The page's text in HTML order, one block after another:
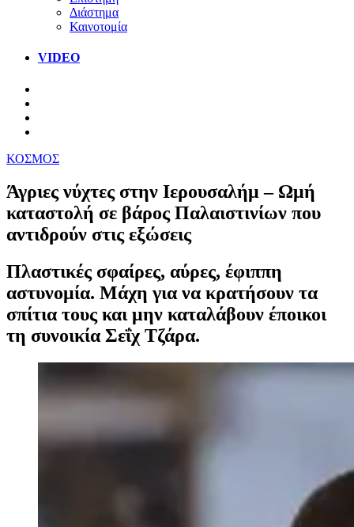
Διάστημα
Καινοτομία
VIDEO
ΚΟΣΜΟΣ
Άγριες νύχτες στην Ιερουσαλήμ – Ωμή
καταστολή σε βάρος Παλαιστινίων που
αντιδρούν στις εξώσεις
Πλαστικές σφαίρες, αύρες, έφιππη
αστυνομία. Μάχη για να κρατήσουν τα
σπίτια τους και μην καταλάβουν έποικοι
τη συνοικία Σεΐχ Τζάρα.